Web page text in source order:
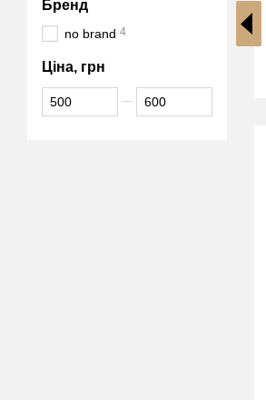
Кобури
Бренд
no brand 4
Ціна, грн
Від Ціна, грн
До Ціна, грн